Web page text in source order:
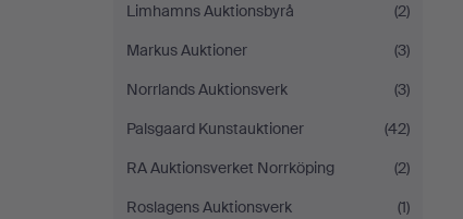
Limhamns Auktionsbyrå
(2)
Markus Auktioner
(3)
Norrlands Auktionsverk
(3)
Palsgaard Kunstauktioner
(42)
RA Auktionsverket Norrköping
(2)
Roslagens Auktionsverk
(1)